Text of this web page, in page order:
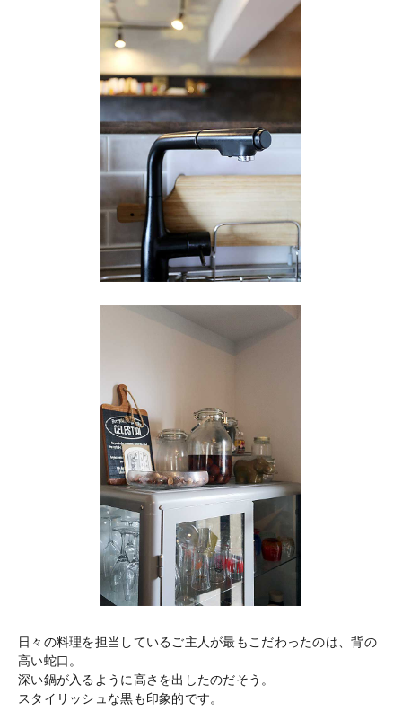
日々の料理を担当しているご主人が最もこだわったのは、背の
高い蛇口。
深い鍋が入るように高さを出したのだそう。
スタイリッシュな黒も印象的です。